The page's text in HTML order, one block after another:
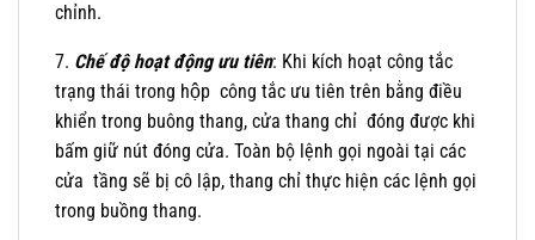
chỉnh.
7. Chế độ hoạt động ưu tiên: Khi kích hoạt công tắc
trạng thái trong hộp công tắc ưu tiên trên bằng điều
khiển trong buông thang, cửa thang chỉ đóng được khi
bấm giữ nút đóng cửa. Toàn bộ lệnh gọi ngoài tại các
cửa tầng sẽ bị cô lập, thang chỉ thực hiện các lệnh gọi
trong buồng thang.